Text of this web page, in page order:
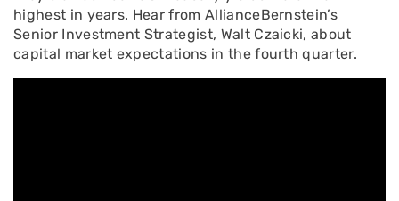
highest in years. Hear from AllianceBernstein’s
Senior Investment Strategist, Walt Czaicki, about
capital market expectations in the fourth quarter.